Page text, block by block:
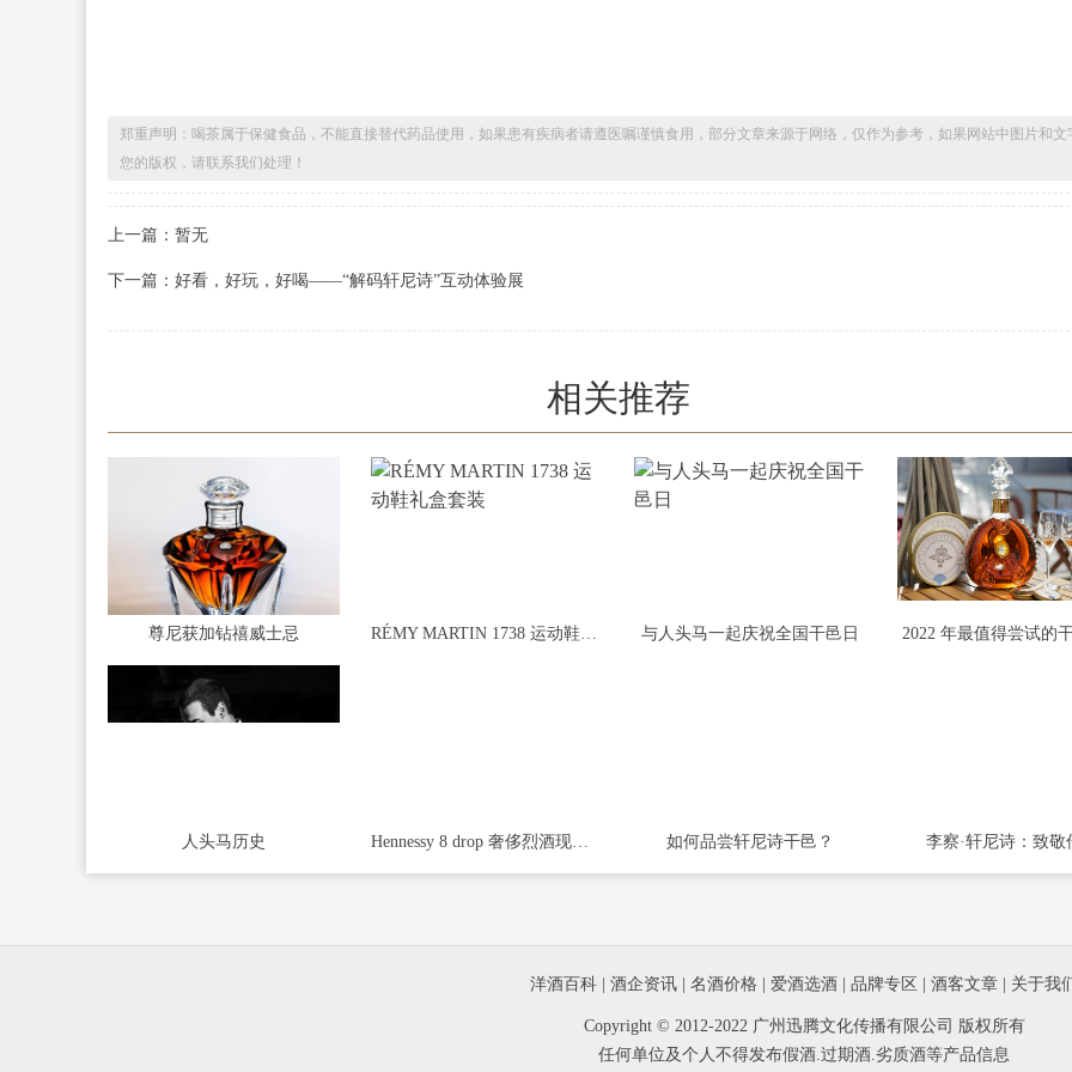
郑重声明：喝茶属于保健食品，不能直接替代药品使用，如果患有疾病者请遵医嘱谨慎食用，部分文章来源于网络，仅作为参考，如果网站中图片和文
您的版权，请联系我们处理！
上一篇：暂无
下一篇：好看，好玩，好喝——“解码轩尼诗”互动体验展
相关推荐
尊尼获加钻禧威士忌 RÉMY MARTIN 1738 运动鞋礼盒套装 与人头马一起庆祝全国干邑日 2022 年最值得尝试的
人头马历史 Hennessy 8 drop 奢侈烈酒现在加入 NFT 领域 如何品尝轩尼诗干邑？ 李察·轩尼诗：致敬
洋酒百科 酒企资讯 名酒价格 爱酒选酒 品牌专区 酒客文章 关于我
Copyright © 2012-2022 广州迅腾文化传播有限公司 版权所有
任何单位及个人不得发布假酒.过期酒.劣质酒等产品信息